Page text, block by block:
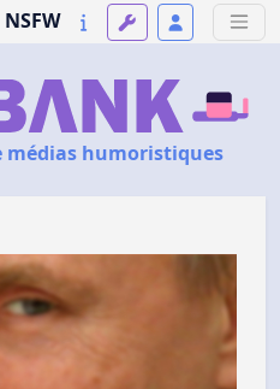
NSFW
médias humoristiques